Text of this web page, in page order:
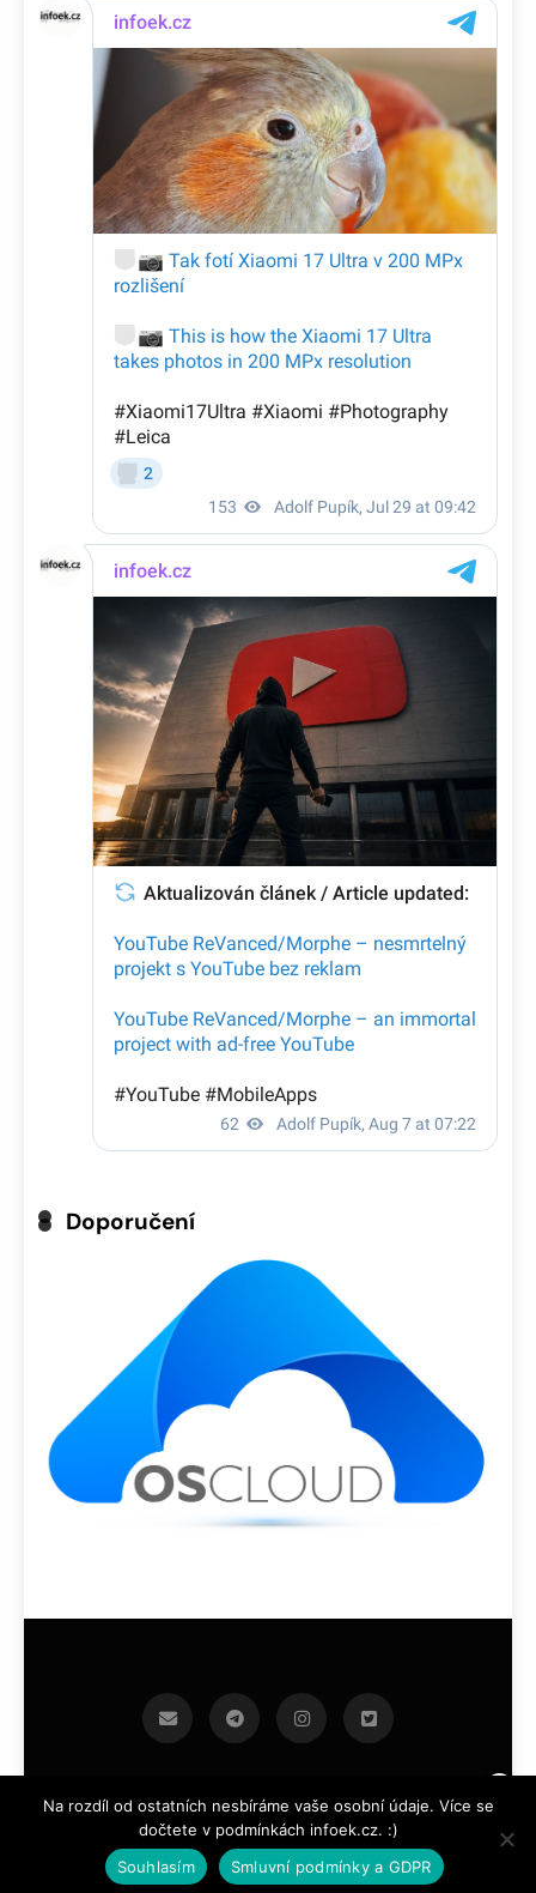
Doporučení
infoek.cz 2026.Developed By BlazeThemes .
Na rozdíl od ostatních nesbíráme vaše osobní údaje. Více se
dočtete v podmínkách infoek.cz. :)
Souhlasím
Smluvní podmínky a GDPR